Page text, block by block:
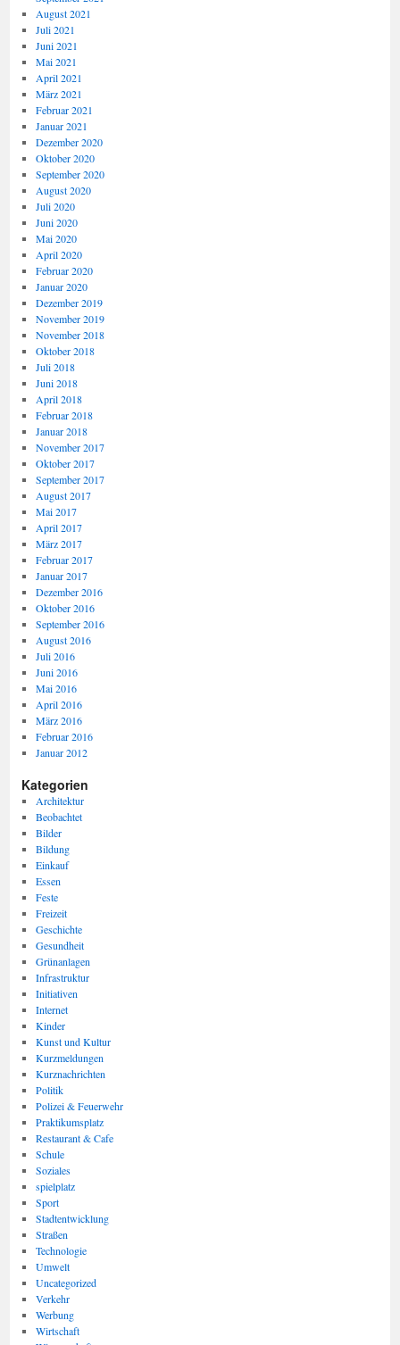
August 2021
Juli 2021
Juni 2021
Mai 2021
April 2021
März 2021
Februar 2021
Januar 2021
Dezember 2020
Oktober 2020
September 2020
August 2020
Juli 2020
Juni 2020
Mai 2020
April 2020
Februar 2020
Januar 2020
Dezember 2019
November 2019
November 2018
Oktober 2018
Juli 2018
Juni 2018
April 2018
Februar 2018
Januar 2018
November 2017
Oktober 2017
September 2017
August 2017
Mai 2017
April 2017
März 2017
Februar 2017
Januar 2017
Dezember 2016
Oktober 2016
September 2016
August 2016
Juli 2016
Juni 2016
Mai 2016
April 2016
März 2016
Februar 2016
Januar 2012
Kategorien
Architektur
Beobachtet
Bilder
Bildung
Einkauf
Essen
Feste
Freizeit
Geschichte
Gesundheit
Grünanlagen
Infrastruktur
Initiativen
Internet
Kinder
Kunst und Kultur
Kurzmeldungen
Kurznachrichten
Politik
Polizei & Feuerwehr
Praktikumsplatz
Restaurant & Cafe
Schule
Soziales
spielplatz
Sport
Stadtentwicklung
Straßen
Technologie
Umwelt
Uncategorized
Verkehr
Werbung
Wirtschaft